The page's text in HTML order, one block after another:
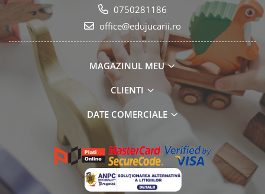
0750281186
office@edujucarii.ro
MAGAZINUL MEU
CLIENTI
DATE COMERCIALE